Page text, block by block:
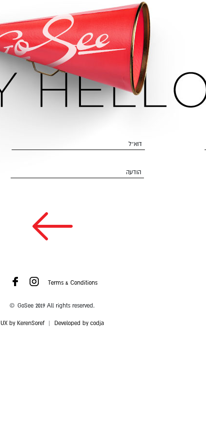
דוא״ל
הודעה
Terms & Conditions
© GoSee 2019 All rights reserved.
UX by KerenSoref| Developed by codja